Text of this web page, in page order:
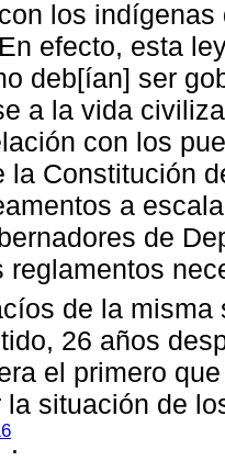
los
efecto, esta
deb[ían] ser
a la vida
con los
la Constitución
a
de
reglamentos
de la misma
26 años
el primero
la situación de
.